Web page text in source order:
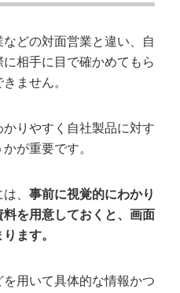
どの対面営業と違い、自
相手に目で確かめてもら
ません。
りやすく自社製品に対す
が重要です。
、 事前に視覚的にわかり
を用意しておくと、画面
ます。
用いて具体的な情報かつ